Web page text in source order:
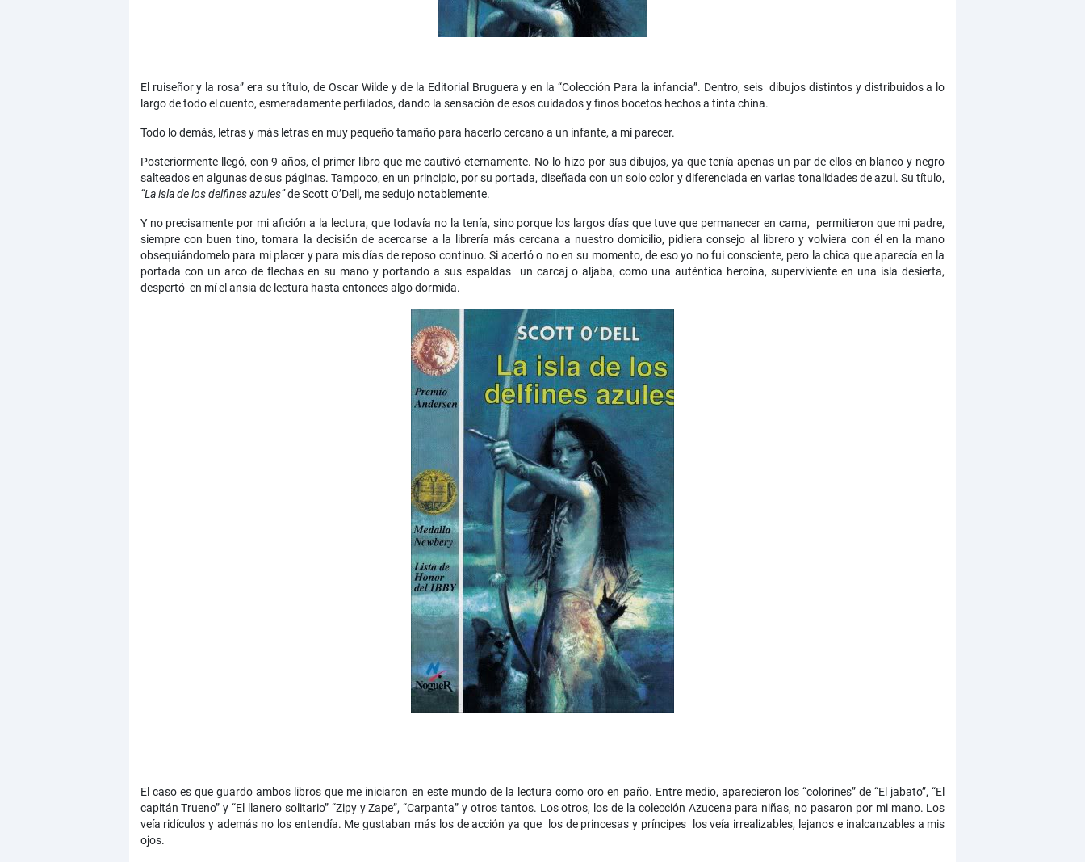
El ruiseñor y la rosa” era su título, de Oscar Wilde y de la Editorial Bruguera y en la “Colección Para la infancia”. Dentro, seis dibujos distintos y distribuidos a lo
largo de todo el cuento, esmeradamente perfilados, dando la sensación de esos cuidados y finos bocetos hechos a tinta china.
Todo lo demás, letras y más letras en muy pequeño tamaño para hacerlo cercano a un infante, a mi parecer.
Posteriormente llegó, con 9 años, el primer libro que me cautivó eternamente. No lo hizo por sus dibujos, ya que tenía apenas un par de ellos en blanco y negro
salteados en algunas de sus páginas. Tampoco, en un principio, por su portada, diseñada con un solo color y diferenciada en varias tonalidades de azul. Su título,
“La isla de los delfines azules”de Scott O’Dell, me sedujo notablemente.
Y no precisamente por mi afición a la lectura, que todavía no la tenía, sino porque los largos días que tuve que permanecer en cama, permitieron que mi padre,
siempre con buen tino, tomara la decisión de acercarse a la librería más cercana a nuestro domicilio, pidiera consejo al librero y volviera con él en la mano
obsequiándomelo para mi placer y para mis días de reposo continuo. Si acertó o no en su momento, de eso yo no fui consciente, pero la chica que aparecía en la
portada con un arco de flechas en su mano y portando a sus espaldas un carcaj o aljaba, como una auténtica heroína, superviviente en una isla desierta,
despertó en mí el ansia de lectura hasta entonces algo dormida.
El caso es que guardo ambos libros que me iniciaron en este mundo de la lectura como oro en paño. Entre medio, aparecieron los “colorines” de “El jabato”, “El
capitán Trueno” y “El llanero solitario” “Zipy y Zape”, “Carpanta” y otros tantos. Los otros, los de la colección Azucena para niñas, no pasaron por mi mano. Los
veía ridículos y además no los entendía. Me gustaban más los de acción ya que los de princesas y príncipes los veía irrealizables, lejanos e inalcanzables a mis
ojos.